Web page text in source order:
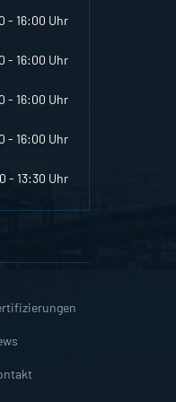
- 16:00 Uhr
- 16:00 Uhr
- 16:00 Uhr
- 16:00 Uhr
- 13:30 Uhr